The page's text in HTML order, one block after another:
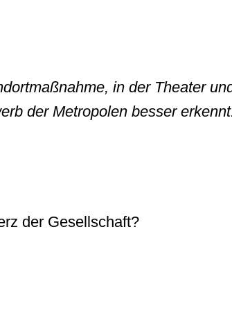
in der Theater
der Metropolen besser
der Gesellschaft?